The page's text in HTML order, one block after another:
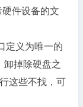
件设备的文
定义为唯一的
卸掉除硬盘之
这些不找，可